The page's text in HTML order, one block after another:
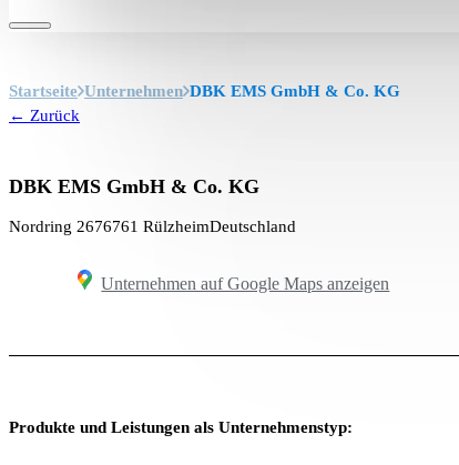
Startseite Unternehmen DBK EMS GmbH & Co. KG
← Zurück
DBK EMS GmbH & Co. KG
Nordring 2676761 RülzheimDeutschland
Unternehmen auf Google Maps anzeigen
Produkte und Leistungen als Unternehmenstyp: